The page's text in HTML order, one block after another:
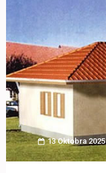
13 Oktobra 2025